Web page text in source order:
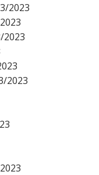
2023
2023
2023